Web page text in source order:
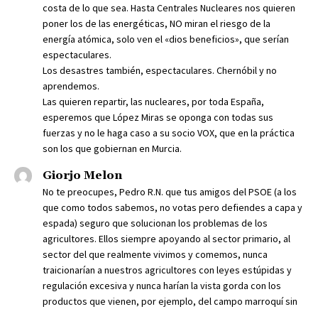
costa de lo que sea. Hasta Centrales Nucleares nos quieren
poner los de las energéticas, NO miran el riesgo de la
energía atómica, solo ven el «dios beneficios», que serían
espectaculares.
Los desastres también, espectaculares. Chernóbil y no
aprendemos.
Las quieren repartir, las nucleares, por toda España,
esperemos que López Miras se oponga con todas sus
fuerzas y no le haga caso a su socio VOX, que en la práctica
son los que gobiernan en Murcia.
Giorjo Melon
No te preocupes, Pedro R.N. que tus amigos del PSOE (a los
que como todos sabemos, no votas pero defiendes a capa y
espada) seguro que solucionan los problemas de los
agricultores. Ellos siempre apoyando al sector primario, al
sector del que realmente vivimos y comemos, nunca
traicionarían a nuestros agricultores con leyes estúpidas y
regulación excesiva y nunca harían la vista gorda con los
productos que vienen, por ejemplo, del campo marroquí sin